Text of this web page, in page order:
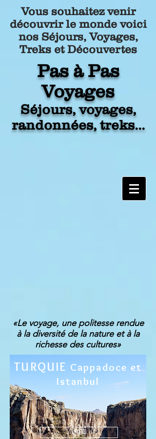
Vous souhaitez venir
découvrir le monde voici
nos Séjours, Voyages,
Treks et Découvertes
Pas à Pas
Voyages
Séjours, voyages,
randonnées, treks...
«Le voyage, une politesse rendue
à la diversité de la nature et à la
richesse des cultures»
TURQUIE Cappadoce et
Istanbul
INFO